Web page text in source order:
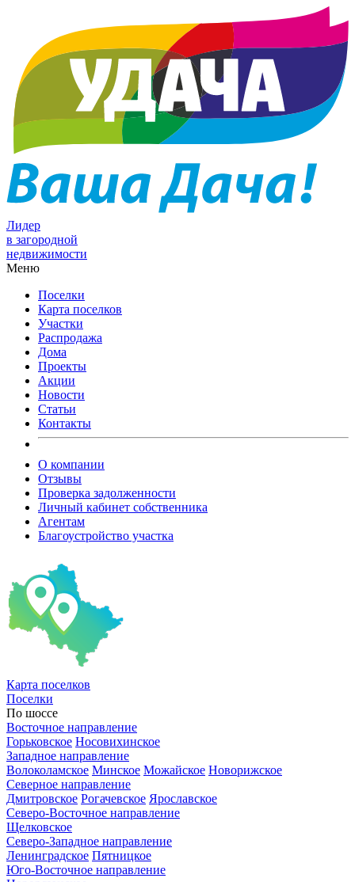
Лидер
в загородной
недвижимости
Меню
Поселки
Карта поселков
Участки
Распродажа
Дома
Проекты
Акции
Новости
Статьи
Контакты
О компании
Отзывы
Проверка задолженности
Личный кабинет собственника
Агентам
Благоустройство участка
Карта поселков
Поселки
По шоссе
Восточное направление
Горьковское Носовихинское
Западное направление
Волоколамское Минское Можайское Новорижское
Северное направление
Дмитровское Рогачевское Ярославское
Северо-Восточное направление
Щелковское
Северо-Западное направление
Ленинградское Пятницкое
Юго-Восточное направление